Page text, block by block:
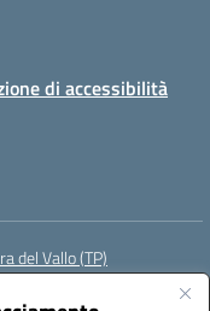
di accessibilità
del Vallo (TP)